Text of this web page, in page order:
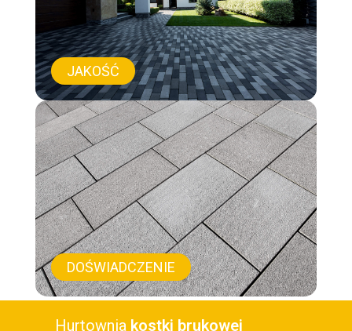
JAKOŚĆ
DOŚWIADCZENIE
Hurtownia kostki brukowej